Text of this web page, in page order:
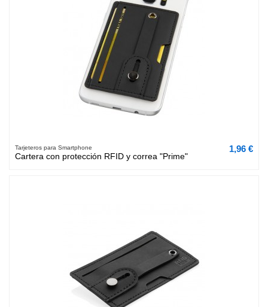
Tarjeteros para Smartphone
Cartera con protección RFID y correa "Prime"
1,96 €